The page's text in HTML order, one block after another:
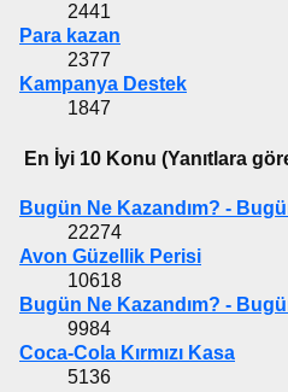
2441
Para kazan
2377
Kampanya Destek
1847
En İyi 10 Konu (Yanıtlara
Bugün Ne Kazandım? -
22274
Avon Güzellik Perisi
10618
Bugün Ne Kazandım? -
9984
Coca-Cola Kırmızı Kasa
5136